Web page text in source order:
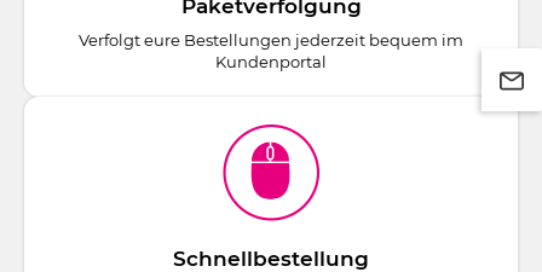
Verfolgt eure Bestellungen jederzeit bequem im
Kundenportal
Schnellbestellung